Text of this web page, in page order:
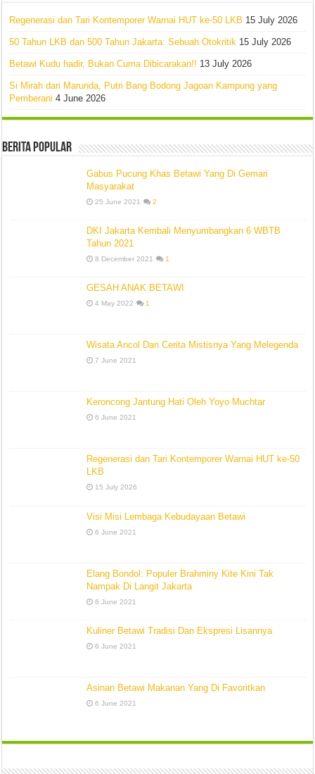
Regenerasi dan Tari Kontemporer Warnai HUT ke-50 LKB 15 July 2026
50 Tahun LKB dan 500 Tahun Jakarta: Sebuah Otokritik 15 July 2026
Betawi Kudu hadir, Bukan Cuma Dibicarakan!! 13 July 2026
Si Mirah dari Marunda, Putri Bang Bodong Jagoan Kampung yang
Pemberani 4 June 2026
Berita Popular
Gabus Pucung Khas Betawi Yang Di Gemari
Masyarakat
25 June 2021 2
DKI Jakarta Kembali Menyumbangkan 6 WBTB
Tahun 2021
8 December 2021 1
GESAH ANAK BETAWI
4 May 2022 1
Wisata Ancol Dan Cerita Mistisnya Yang Melegenda
7 June 2021
Keroncong Jantung Hati Oleh Yoyo Muchtar
6 June 2021
Regenerasi dan Tari Kontemporer Warnai HUT ke-50
LKB
15 July 2026
Visi Misi Lembaga Kebudayaan Betawi
6 June 2021
Elang Bondol: Populer Brahminy Kite Kini Tak
Nampak Di Langit Jakarta
6 June 2021
Kuliner Betawi Tradisi Dan Ekspresi Lisannya
6 June 2021
Asinan Betawi Makanan Yang Di Favoritkan
6 June 2021